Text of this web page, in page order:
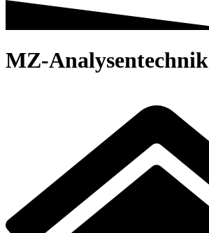
MZ-Analysentechnik